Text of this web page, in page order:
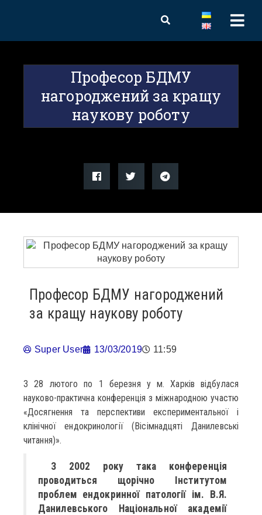
Професор БДМУ
нагороджений за кращу
наукову роботу
Професор БДМУ нагороджений
за кращу наукову роботу
Super User 13/03/2019 11:59
З 28 лютого по 1 березня у м. Харків відбулася
науково-практична конференція з міжнародною участю
«Досягнення та перспективи експериментальної і
клінічної ендокринології (Вісімнадцяті Данилевські
читання)».
З 2002 року така конференція
проводиться щорічно Інститутом
проблем ендокринної патології ім. В.Я.
Данилевського Національної академії